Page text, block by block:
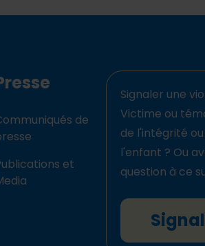
de
et
Signaler une
Victime ou
de l'intégrité
l'enfant ? Ou
question à ce